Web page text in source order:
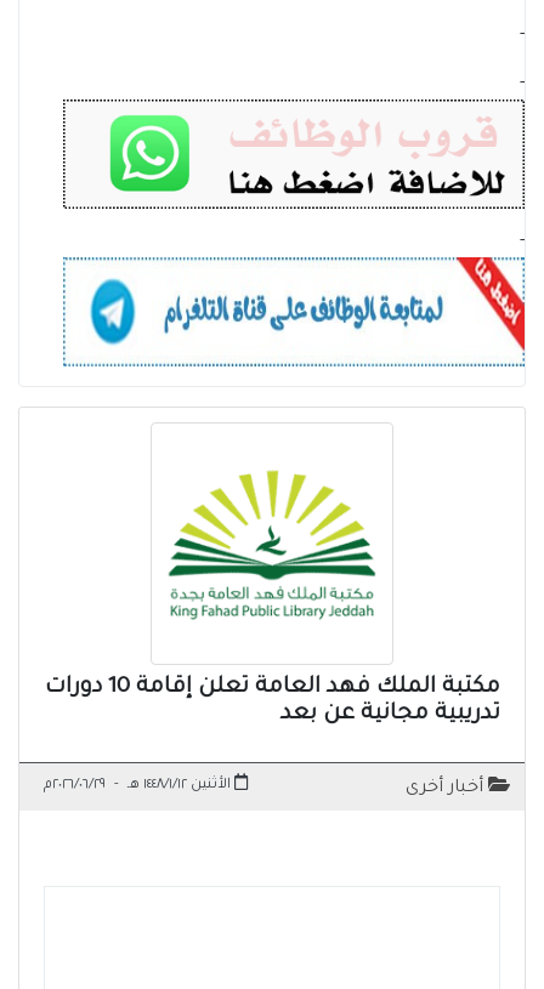
-
-
-
مكتبة الملك فهد العامة تعلن إقامة 10 دورات
تدريبية مجانية عن بعد
أخبار أخرى الأثنين ١٤٤٨/١/١٢ هـ - ٢٠٢٦/٠٦/٢٩م